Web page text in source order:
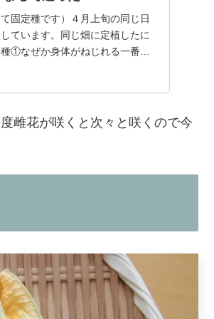
固定種です）４月上旬の同じ日
ています。同じ畑に定植したに
①なぜか身体がねじれる一番最
雌花が咲くと次々と咲くので今